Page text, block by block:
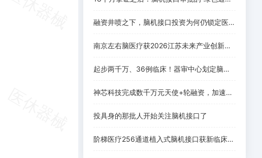
融资井喷之下，脑机接口投资为何仍锁定医疗赛道
南京左右脑医疗获2026江苏未来产业创新创业大赛一等奖，系唯一获奖脑机接口项目！
起步两千万、36例临床！器审中心划定脑机接口三类证注册要求
神芯科技完成数千万元天使+轮融资，加速侵入式脑机接口芯片规模化落地
投具身的那批人开始关注脑机接口了
阶梯医疗256通道植入式脑机接口获新临床进展